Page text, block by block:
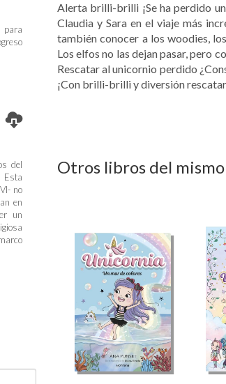
para
del
no
en
un
Alerta brilli-brilli ¡Se ha perdido
Claudia y Sara en el viaje más
también conocer a los woodies,
Los elfos no las dejan pasar, pero
Rescatar al unicornio perdido
¡Con brilli-brilli y diversión
Otros libros del